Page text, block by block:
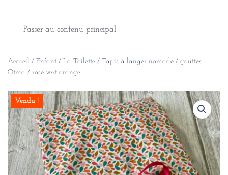
Passer au contenu principal
Accueil / Enfant / La Toilette / Tapis à langer nomade / gouttes
Otma / rose vert orange
Vendu !